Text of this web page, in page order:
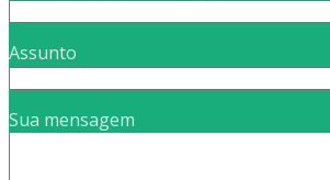
Assunto
Sua mensagem